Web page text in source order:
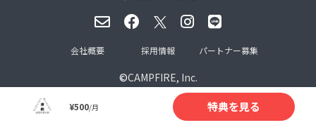
¥500/月 特典を見る
©CAMPFIRE, Inc.
会社概要 採用情報 パートナー募集